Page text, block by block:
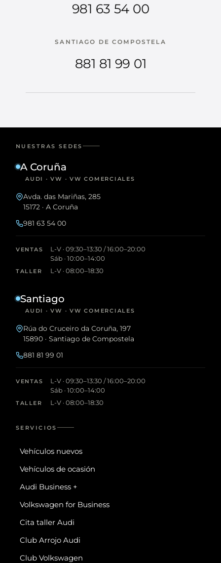
981 63 54 00
SANTIAGO DE COMPOSTELA
881 81 99 01
NUESTRAS SEDES
A Coruña
AUDI · VW · VW COMERCIALES
Avda. das Mariñas, 285
15172 · A Coruña
981 63 54 00
VENTAS
L-V · 09:30–13:30 / 16:00–20:00
Sáb · 10:00–14:00
TALLER L-V · 08:00–18:30
Santiago
AUDI · VW · VW COMERCIALES
Rúa do Cruceiro da Coruña, 197
15890 · Santiago de Compostela
881 81 99 01
VENTAS
L-V · 09:30–13:30 / 16:00–20:00
Sáb · 10:00–14:00
TALLER L-V · 08:00–18:30
SERVICIOS
Vehículos nuevos
Vehículos de ocasión
Audi Business +
Volkswagen for Business
Cita taller Audi
Club Arrojo Audi
Club Volkswagen